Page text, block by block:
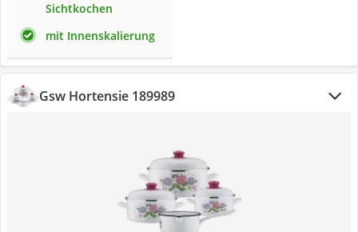
Sichtkochen
mit Innenskalierung
Gsw Hortensie 189989